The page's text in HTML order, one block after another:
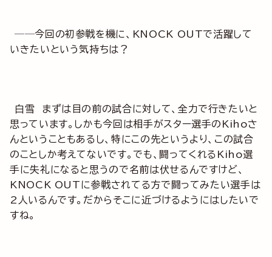
──今回の初参戦を機に、KNOCK OUTで活躍して
いきたいという気持ちは？
白雪 まずは目の前の試合に対して、全力で行きたいと
思っています。しかも今回は相手がスター選手のKihoさ
んということもあるし、特にこの先というより、この試合
のことしか考えてないです。でも、闘ってくれるKiho選
手に失礼になると思うので名前は伏せるんですけど、
KNOCK OUTに参戦されてる方で闘ってみたい選手は
2人いるんです。だからそこに近づけるようにはしたいで
すね。